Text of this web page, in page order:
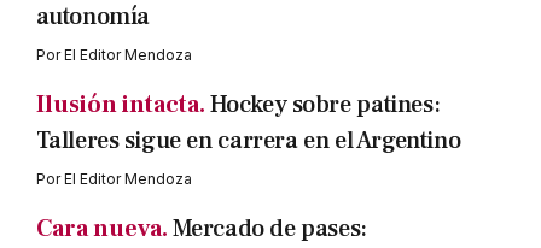
autonomía
PorEl Editor Mendoza
Ilusión intacta.Hockey sobre patines:
Talleres sigue en carrera en el Argentino
PorEl Editor Mendoza
Cara nueva.Mercado de pases: